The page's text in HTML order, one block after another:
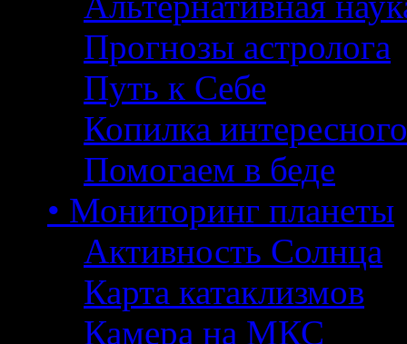
Прогнозы астролога
Путь к Себе
Копилка интересного
Помогаем в беде
• Мониторинг планеты
Активность Солнца
Карта катаклизмов
Камера на МКС